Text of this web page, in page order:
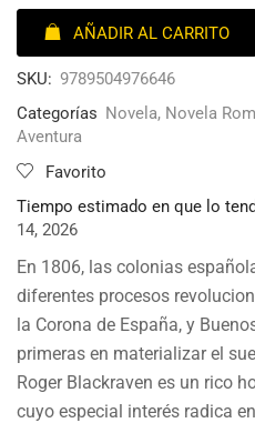
AÑADIR AL CARRITO
SKU: 9789504976646
Categorías Novela, Novela
Aventura
Favorito
Tiempo estimado en que lo
14, 2026
En 1806, las colonias
diferentes procesos
la Corona de España, y
primeras en materializar el
Roger Blackraven es un rico
cuyo especial interés radica